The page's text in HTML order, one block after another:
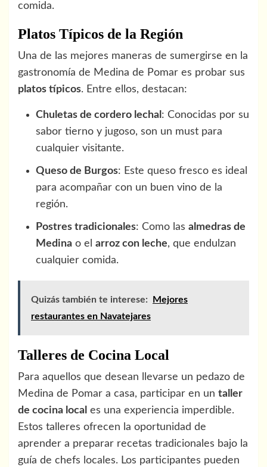
comida.
Platos Típicos de la Región
Una de las mejores maneras de sumergirse en la
gastronomía de Medina de Pomar es probar sus
platos típicos. Entre ellos, destacan:
Chuletas de cordero lechal : Conocidas por su
sabor tierno y jugoso, son un must para
cualquier visitante.
Queso de Burgos: Este queso fresco es ideal
para acompañar con un buen vino de la
región.
Postres tradicionales: Como las almedras de
Medina o el arroz con leche, que endulzan
cualquier comida.
Quizás también te interese:
Mejores
restaurantes en Navatejares
Talleres de Cocina Local
Para aquellos que desean llevarse un pedazo de
Medina de Pomar a casa, participar en un taller
de cocina local es una experiencia imperdible.
Estos talleres ofrecen la oportunidad de
aprender a preparar recetas tradicionales bajo la
guía de chefs locales. Los participantes pueden